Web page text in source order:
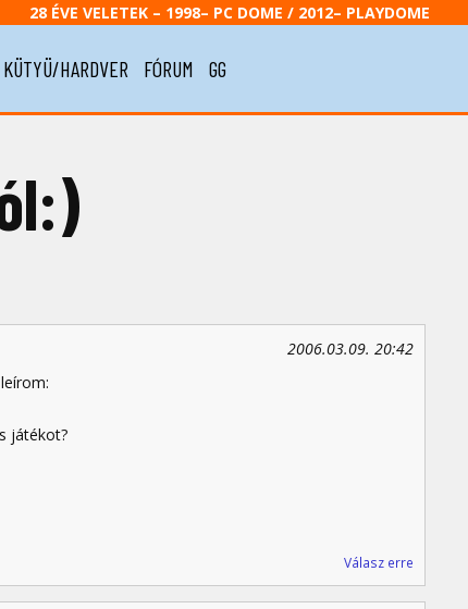
28 ÉVE VELETEK – 1998– PC DOME / 2012– PLAYDOME
KÜTYÜ/HARDVER FÓRUM GG
2006.03.09. 20:42
játékot?
Válasz erre